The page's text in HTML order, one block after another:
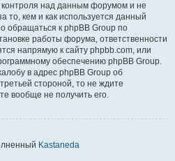
контроля над данным форумом и не
то, кем и как используется данный
обращаться к phpBB Group по
работы форума, ответственности
напрямую к сайту phpbb.com, или
обеспечению phpBB Group.
в адрес phpBB Group об
стороной, то не ждите
вообще не получить его.
Kastaneda